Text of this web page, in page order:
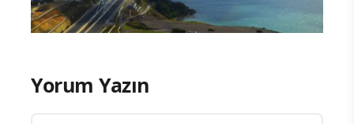
Yorum Yazın